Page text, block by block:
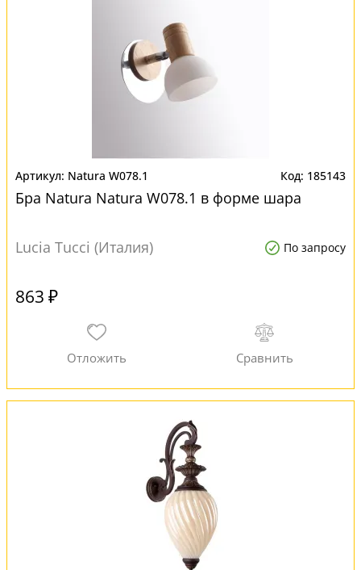
Natura W078.1 185143
Бра Natura Natura W078.1 в форме шара
Lucia Tucci (Италия) По запросу
863 ₽